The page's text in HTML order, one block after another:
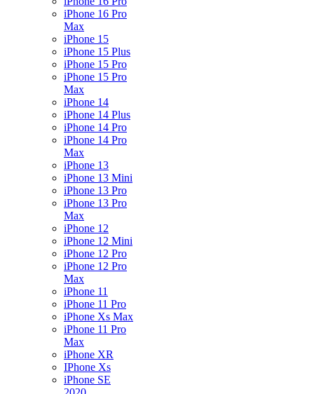
iPhone 16 Pro
Max
iPhone 15
iPhone 15 Plus
iPhone 15 Pro
iPhone 15 Pro
Max
iPhone 14
iPhone 14 Plus
iPhone 14 Pro
iPhone 14 Pro
Max
iPhone 13
iPhone 13 Mini
iPhone 13 Pro
iPhone 13 Pro
Max
iPhone 12
iPhone 12 Mini
iPhone 12 Pro
iPhone 12 Pro
Max
iPhone 11
iPhone 11 Pro
iPhone Xs Max
iPhone 11 Pro
Max
iPhone XR
IPhone Xs
iPhone SE